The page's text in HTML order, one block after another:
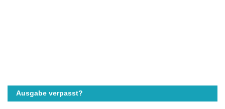
Ausgabe verpasst?